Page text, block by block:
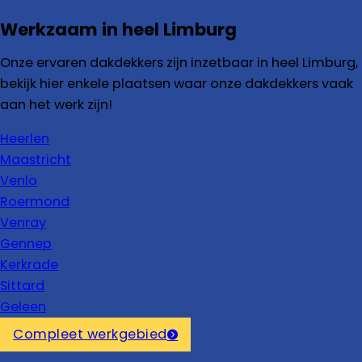
Werkzaam in heel Limburg
Onze ervaren dakdekkers zijn inzetbaar in heel Limburg,
bekijk hier enkele plaatsen waar onze dakdekkers vaak
aan het werk zijn!
Heerlen
Maastricht
Venlo
Roermond
Venray
Gennep
Kerkrade
Sittard
Geleen
Compleet werkgebied